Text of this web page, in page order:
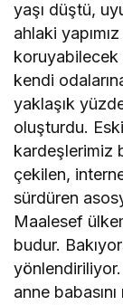
yaşı düştü,
ahlaki
koruyabilecek
kendi
yaklaşık
oluşturdu.
kardeşlerimiz
çekilen,
sürdüren
Maalesef
budur.
anne